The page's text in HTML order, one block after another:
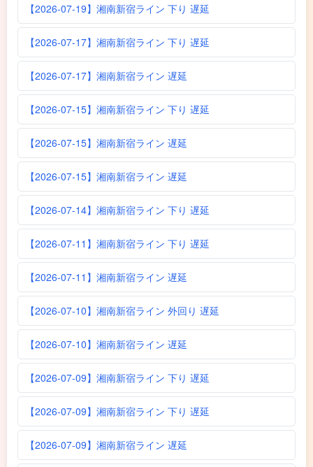
【2026-07-19】湘南新宿ライン 下り 遅延
【2026-07-17】湘南新宿ライン 下り 遅延
【2026-07-17】湘南新宿ライン 遅延
【2026-07-15】湘南新宿ライン 下り 遅延
【2026-07-15】湘南新宿ライン 遅延
【2026-07-15】湘南新宿ライン 遅延
【2026-07-14】湘南新宿ライン 下り 遅延
【2026-07-11】湘南新宿ライン 下り 遅延
【2026-07-11】湘南新宿ライン 遅延
【2026-07-10】湘南新宿ライン 外回り 遅延
【2026-07-10】湘南新宿ライン 遅延
【2026-07-09】湘南新宿ライン 下り 遅延
【2026-07-09】湘南新宿ライン 下り 遅延
【2026-07-09】湘南新宿ライン 遅延